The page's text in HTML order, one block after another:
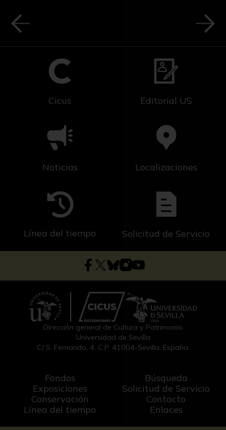
Cicus Editorial US
Noticias Localizaciones
Línea del tiempo Solicitud de Servicio
Dirección general de Cultura y Patrimonio
Universidad de Sevilla
C/ S. Fernando, 4, C.P. 41004-Sevilla, España.
Fondos
Exposiciones
Conservación
Línea del tiempo
Búsqueda
Solicitud de Servicio
Contacto
Enlaces